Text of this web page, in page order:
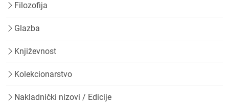
Filozofija
Glazba
Književnost
Kolekcionarstvo
Nakladnički nizovi / Edicije